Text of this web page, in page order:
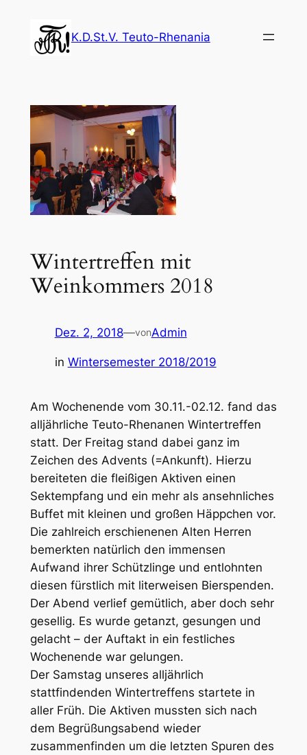
springen
K.D.St.V. Teuto-Rhenania
Wintertreffen mit
Weinkommers 2018
Dez. 2, 2018—vonAdmin
in Wintersemester 2018/2019
Am Wochenende vom 30.11.-02.12. fand das
alljährliche Teuto-Rhenanen Wintertreffen
statt. Der Freitag stand dabei ganz im
Zeichen des Advents (=Ankunft). Hierzu
bereiteten die fleißigen Aktiven einen
Sektempfang und ein mehr als ansehnliches
Buffet mit kleinen und großen Häppchen vor.
Die zahlreich erschienenen Alten Herren
bemerkten natürlich den immensen
Aufwand ihrer Schützlinge und entlohnten
diesen fürstlich mit literweisen Bierspenden.
Der Abend verlief gemütlich, aber doch sehr
gesellig. Es wurde getanzt, gesungen und
gelacht – der Auftakt in ein festliches
Wochenende war gelungen.
Der Samstag unseres alljährlich
stattfindenden Wintertreffens startete in
aller Früh. Die Aktiven mussten sich nach
dem Begrüßungsabend wieder
zusammenfinden um die letzten Spuren des